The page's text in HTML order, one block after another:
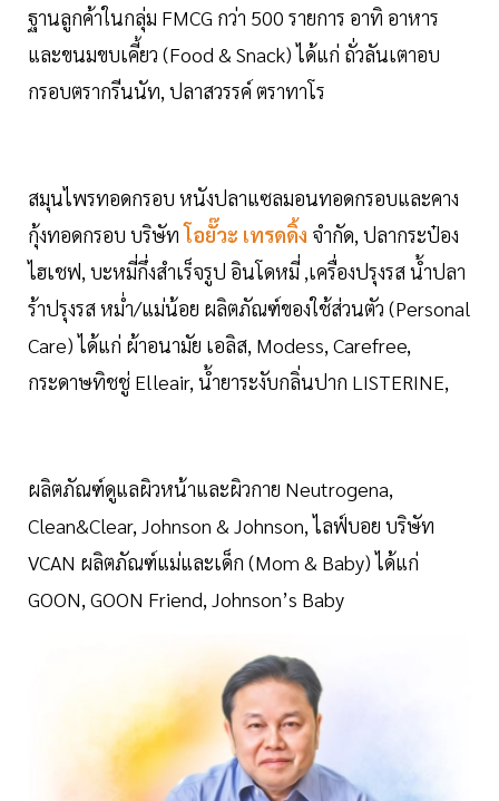
ฐานลูกค้าในกลุ่ม FMCG กว่า 500 รายการ อาทิ อาหาร
และขนมขบเคี้ยว (Food & Snack) ได้แก่ ถั่วลันเตาอบ
กรอบตรากรีนนัท, ปลาสวรรค์ ตราทาโร
สมุนไพรทอดกรอบ หนังปลาแซลมอนทอดกรอบและคาง
กุ้งทอดกรอบ บริษัทโอยั๊วะ เทรดดิ้ง จำกัด, ปลากระป๋อง
ไฮเชฟ, บะหมี่กึ่งสำเร็จรูป อินโดหมี่ ,เครื่องปรุงรส น้ำปลา
ร้าปรุงรส หม่ำ/แม่น้อย ผลิตภัณฑ์ของใช้ส่วนตัว (Personal
Care) ได้แก่ ผ้าอนามัย เอลิส, Modess, Carefree,
กระดาษทิชชู่ Elleair, น้ำยาระงับกลิ่นปาก LISTERINE,
ผลิตภัณฑ์ดูแลผิวหน้าและผิวกาย Neutrogena,
Clean&Clear, Johnson & Johnson, ไลฟ์บอย บริษัท
VCAN ผลิตภัณฑ์แม่และเด็ก (Mom & Baby) ได้แก่
GOON, GOON Friend, Johnson’s Baby